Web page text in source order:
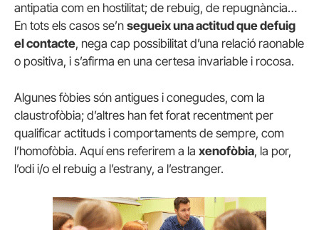
antipatia com en hostilitat; de rebuig, de repugnància…
En tots els casos se’n segueix una actitud que defuig
el contacte, nega cap possibilitat d’una relació raonable
o positiva, i s’afirma en una certesa invariable i rocosa.
Algunes fòbies són antigues i conegudes, com la
claustrofòbia; d’altres han fet forat recentment per
qualificar actituds i comportaments de sempre, com
l’homofòbia. Aquí ens referirem a la xenofòbia, la por,
l’odi i/o el rebuig a l’estrany, a l’estranger.